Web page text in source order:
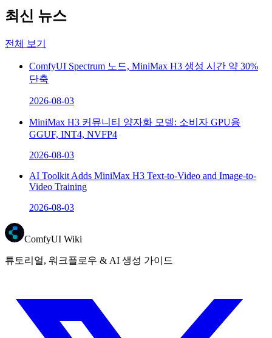
최신 뉴스
전체 보기
ComfyUI Spectrum 노드, MiniMax H3 생성 시간 약 30%
단축
2026-08-03
MiniMax H3 커뮤니티 양자화 모델: 소비자 GPU용
GGUF, INT4, NVFP4
2026-08-03
AI Toolkit Adds MiniMax H3 Text-to-Video and Image-to-
Video Training
2026-08-03
ComfyUI Wiki
튜토리얼, 워크플로우 & AI 생성 가이드